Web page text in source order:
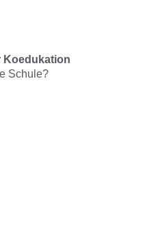
Koedukation
Schule?